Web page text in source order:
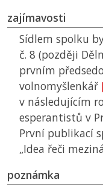
zajímavosti
Sídlem spolku
č. 8 (později
prvním
volnomyšlenkář
v následujícím
esperantistů v
První publikací
„Idea řeči
poznámka